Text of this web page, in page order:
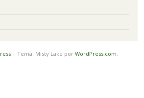
| Tema: Misty Lake por WordPress.com